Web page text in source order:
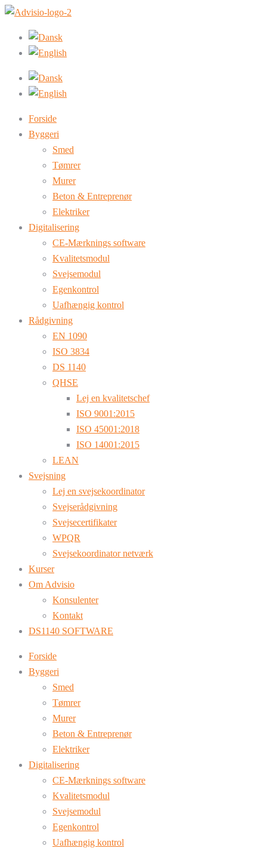
Forside
Byggeri
Smed
Tømrer
Murer
Beton & Entreprenør
Elektriker
Digitalisering
CE-Mærknings software
Kvalitetsmodul
Svejsemodul
Egenkontrol
Uafhængig kontrol
Rådgivning
EN 1090
ISO 3834
DS 1140
QHSE
Lej en kvalitetschef
ISO 9001:2015
ISO 45001:2018
ISO 14001:2015
LEAN
Svejsning
Lej en svejsekoordinator
Svejserådgivning
Svejsecertifikater
WPQR
Svejsekoordinator netværk
Kurser
Om Advisio
Konsulenter
Kontakt
DS1140 SOFTWARE
Forside
Byggeri
Smed
Tømrer
Murer
Beton & Entreprenør
Elektriker
Digitalisering
CE-Mærknings software
Kvalitetsmodul
Svejsemodul
Egenkontrol
Uafhængig kontrol